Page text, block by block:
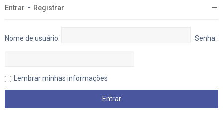
Entrar • Registrar
Nome de usuário: Senha:
Lembrar minhas informações